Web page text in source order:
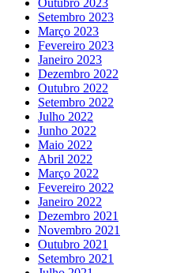
Setembro 2023
Março 2023
Fevereiro 2023
Janeiro 2023
Dezembro 2022
Outubro 2022
Setembro 2022
Julho 2022
Junho 2022
Maio 2022
Abril 2022
Março 2022
Fevereiro 2022
Janeiro 2022
Dezembro 2021
Novembro 2021
Outubro 2021
Setembro 2021